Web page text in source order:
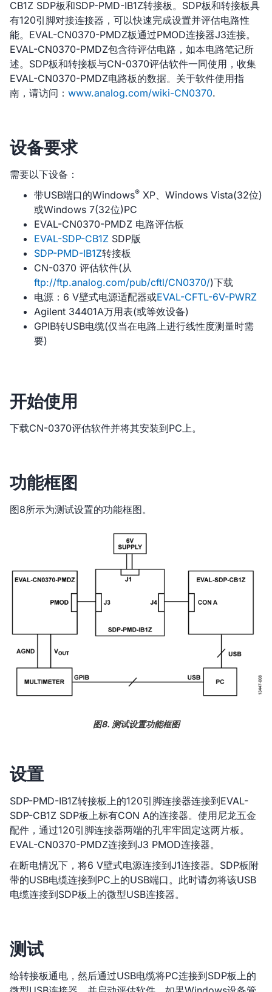
CB1Z SDP板和SDP-PMD-IB1Z转接板。SDP板和转接板具
有120引脚对接连接器，可以快速完成设置并评估电路性
能。EVAL-CN0370-PMDZ板通过PMOD连接器J3连接。
EVAL-CN0370-PMDZ包含待评估电路，如本电路笔记所
述。SDP板和转接板与CN-0370评估软件一同使用，收集
EVAL-CN0370-PMDZ电路板的数据。关于软件使用指
南，请访问： www.analog.com/wiki-CN0370.
设备要求
需要以下设备：
带USB端口的Windows® XP、Windows Vista(32位)
或Windows 7(32位)PC
EVAL-CN0370-PMDZ 电路评估板
EVAL-SDP-CB1Z SDP版
SDP-PMD-IB1Z转接板
CN-0370 评估软件(从
ftp://ftp.analog.com/pub/cftl/CN0370/)下载
电源：6 V壁式电源适配器或EVAL-CFTL-6V-PWRZ
Agilent 34401A万用表(或等效设备)
GPIB转USB电缆(仅当在电路上进行线性度测量时需
要)
开始使用
下载CN-0370评估软件并将其安装到PC上。
功能框图
图8所示为测试设置的功能框图。
图8. 测试设置功能框图
设置
SDP-PMD-IB1Z转接板上的120引脚连接器连接到EVAL-
SDP-CB1Z SDP板上标有CON A的连接器。使用尼龙五金
配件，通过120引脚连接器两端的孔牢牢固定这两片板。
EVAL-CN0370-PMDZ连接到J3 PMOD连接器。
在断电情况下，将6 V壁式电源连接到J1连接器。SDP板附
带的USB电缆连接到PC上的USB端口。此时请勿将该USB
电缆连接到SDP板上的微型USB连接器。
测试
给转接板通电，然后通过USB电缆将PC连接到SDP板上的